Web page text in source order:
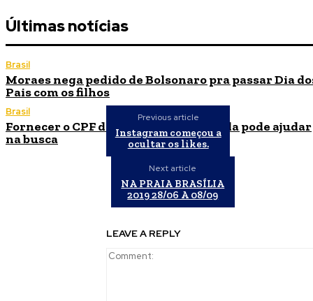
Últimas notícias
Brasil
Moraes nega pedido de Bolsonaro pra passar Dia
Pais com os filhos
Brasil
Fornecer o CPF da pessoa desaparecida pode ajudar
na busca
Previous article
Instagram começou a
ocultar os likes.
Next article
NA PRAIA BRASÍLIA
2019 28/06 A 08/09
LEAVE A REPLY